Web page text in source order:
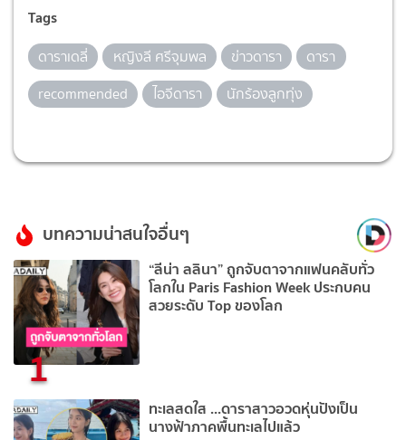
Tags
ดาราเดลี่ หญิงลี ศรีจุมพล ข่าวดารา
ดารา
recommended
ไอจีดารา นักร้องลูกทุ่ง
บทความน่าสนใจอื่นๆ
1
“ลีน่า ลลินา” ถูกจับตาจากแฟนคลับทั่ว
โลกใน Paris Fashion Week ประกบคน
สวยระดับ Top ของโลก
ทะเลสดใส ...ดาราสาวอวดหุ่นปังเป็น
นางฟ้าภาคพื้นทะเลไปแล้ว